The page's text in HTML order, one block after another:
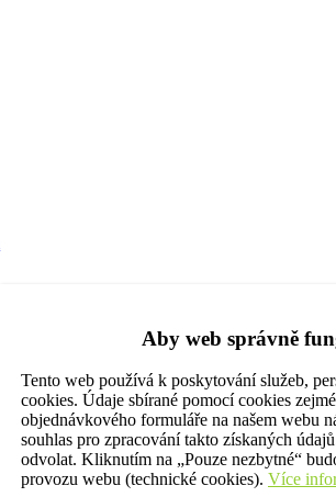
Aby web správně
Tento web používá k poskytování služeb,
cookies. Údaje sbírané pomocí cookies
objednávkového formuláře na našem webu
souhlas pro zpracování takto získaných
odvolat. Kliknutím na „Pouze nezbytné“
provozu webu (technické cookies). Více
week
week
week
týden
týden